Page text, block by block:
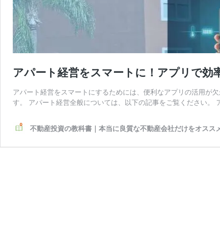
アパート経営をスマートに！アプリで効
アパート経営をスマートにするためには、便利なアプリの活用が
す。 アパート経営全般については、以下の記事をご覧ください
不動産投資の教科書｜本当に良質な不動産会社だけをオスス